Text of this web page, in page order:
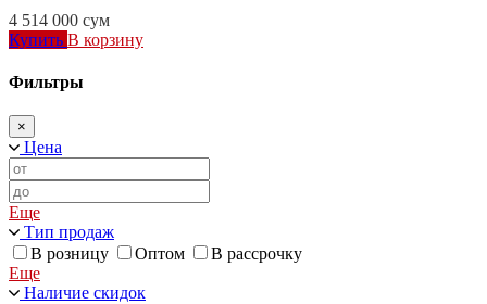
4 514 000 сум
Купить В корзину
Фильтры
×
Цена
Еще
Тип продаж
В розницу
Оптом
В рассрочку
Еще
Наличие скидок